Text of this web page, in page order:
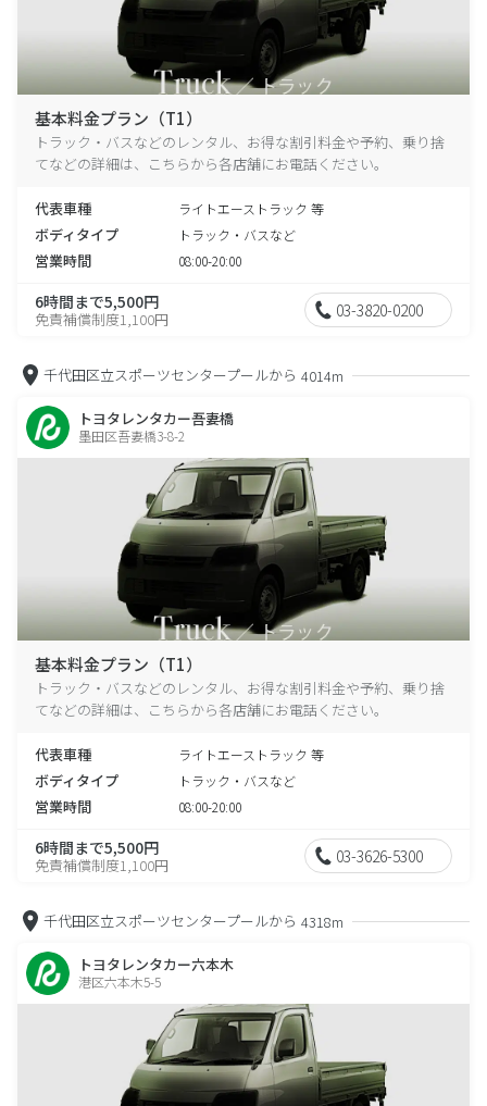
基本料金プラン（T1）
トラック・バスなどのレンタル、お得な割引料金や予約、乗り捨
てなどの詳細は、こちらから各店舗にお電話ください。
代表車種 ライトエーストラック 等
ボディタイプ トラック・バスなど
営業時間 08:00-20:00
6時間まで5,500円
免責補償制度1,100円 03-3820-0200
千代田区立スポーツセンタープールから 4014m
トヨタレンタカー吾妻橋
墨田区吾妻橋3-8-2
基本料金プラン（T1）
トラック・バスなどのレンタル、お得な割引料金や予約、乗り捨
てなどの詳細は、こちらから各店舗にお電話ください。
代表車種 ライトエーストラック 等
ボディタイプ トラック・バスなど
営業時間 08:00-20:00
6時間まで5,500円
免責補償制度1,100円 03-3626-5300
千代田区立スポーツセンタープールから 4318m
トヨタレンタカー六本木
港区六本木5-5